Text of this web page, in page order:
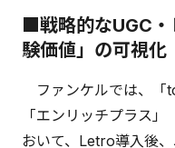
■戦略的なUGC
験価値」の可視化
ファンケルでは、「
「エンリッチプラス
おいて、Letro導入後、